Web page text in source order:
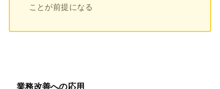
ことが前提になる
業務改善への応用